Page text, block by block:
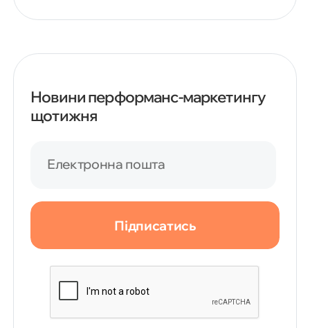
Новини перформанс-маркетингу
щотижня
Електронна пошта
Підписатись